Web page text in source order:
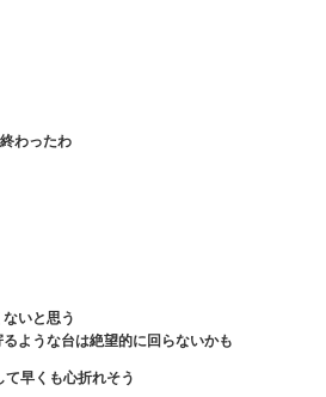
わったわ
いと思う
ような台は絶望的に回らないかも
早くも心折れそう